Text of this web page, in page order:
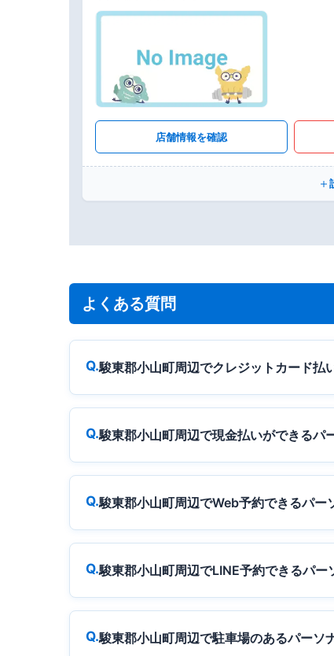
店舗情報を確認
よくある質問
駿東郡小山町周辺でクレジットカード払
駿東郡小山町周辺で現金払いができるパ
駿東郡小山町周辺でWeb予約できるパー
駿東郡小山町周辺でLINE予約できるパー
駿東郡小山町周辺で駐車場のあるパーソ